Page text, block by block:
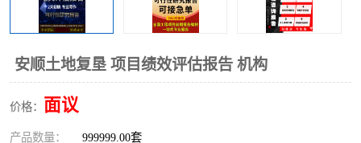
安顺土地复垦 项目绩效评估报告 机构
价格： 面议
产品数量： 999999.00套